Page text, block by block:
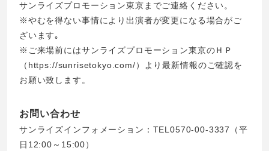
サンライズプロモーション東京までご連絡ください。
※やむを得ない事情により出演者が変更になる場合がご
ざいます｡
※ご来場前にはサンライズプロモーション東京のＨＰ
（https://sunrisetokyo.com/）より最新情報のご確認を
お願い致します。
お問い合わせ
サンライズインフォメーション：TEL0570-00-3337（平
日12:00～15:00）